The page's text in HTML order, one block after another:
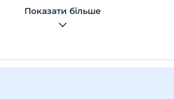
Показати більше